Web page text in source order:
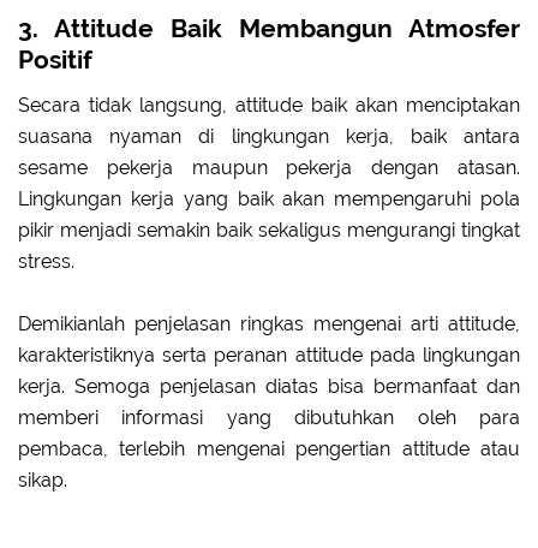
3. Attitude Baik Membangun Atmosfer
Positif
Secara tidak langsung, attitude baik akan menciptakan
suasana nyaman di lingkungan kerja, baik antara
sesame pekerja maupun pekerja dengan atasan.
Lingkungan kerja yang baik akan mempengaruhi pola
pikir menjadi semakin baik sekaligus mengurangi tingkat
stress.
Demikianlah penjelasan ringkas mengenai arti attitude,
karakteristiknya serta peranan attitude pada lingkungan
kerja. Semoga penjelasan diatas bisa bermanfaat dan
memberi informasi yang dibutuhkan oleh para
pembaca, terlebih mengenai pengertian attitude atau
sikap.